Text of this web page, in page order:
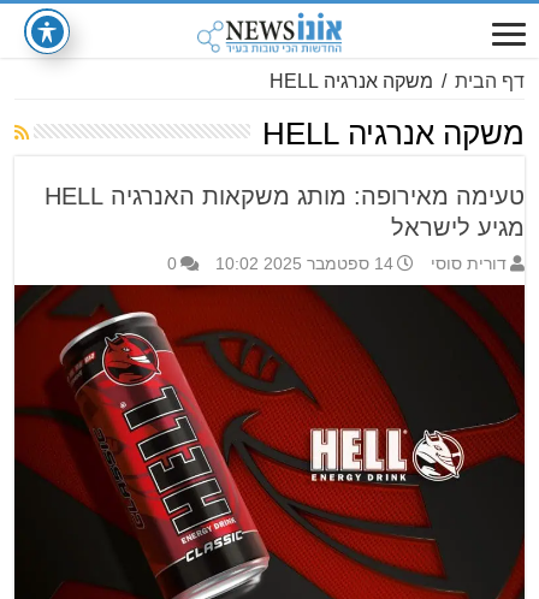
דף הבית / משקה אנרגיה HELL
משקה אנרגיה HELL
טעימה מאירופה: מותג משקאות האנרגיה HELL
מגיע לישראל
דורית סוסי 14 ספטמבר 2025 10:02 0